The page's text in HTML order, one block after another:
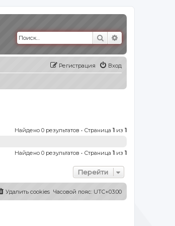
Поиск
Вход
Регистрация
Найдено 0 результатов • Страница 1 из 1
Найдено 0 результатов • Страница 1 из 1
Перейти
Часовой пояс: UTC+03:00
Удалить cookies